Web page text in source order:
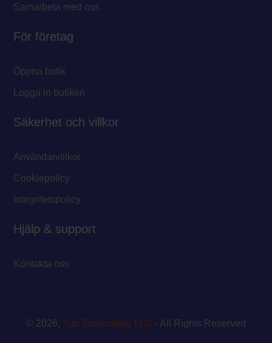
Samarbeta med oss
För företag
Öppna butik
Logga in butiken
Säkerhet och villkor
Användarvillkor
Cookiepolicy
Integritetspolicy
Hjälp & support
Kontakta oss
© 2026, Yup Technology LLC - All Rights Reserved